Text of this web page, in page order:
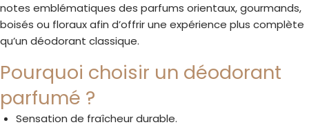
notes emblématiques des parfums orientaux, gourmands,
boisés ou floraux afin d’offrir une expérience plus complète
qu’un déodorant classique.
Pourquoi choisir un déodorant
parfumé ?
Sensation de fraîcheur durable.